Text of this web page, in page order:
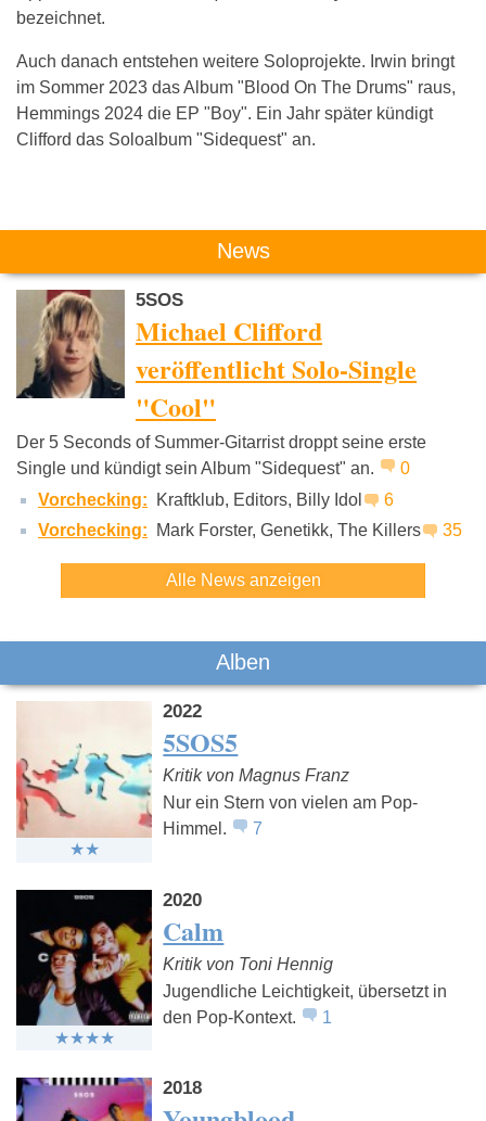
bezeichnet.
Auch danach entstehen weitere Soloprojekte. Irwin bringt
im Sommer 2023 das Album "Blood On The Drums" raus,
Hemmings 2024 die EP "Boy". Ein Jahr später kündigt
Clifford das Soloalbum "Sidequest" an.
Das könnte Dich auch interessieren:
Jupiter Jones Ariana Grande
News
5SOS
Michael Clifford
veröffentlicht Solo-Single
"Cool"
Der 5 Seconds of Summer-Gitarrist droppt seine erste
Single und kündigt sein Album "Sidequest" an.
0
Vorchecking:
Kraftklub, Editors, Billy Idol
6
Vorchecking:
Mark Forster, Genetikk, The Killers 35
Alle News anzeigen
Alben
2022
5SOS5
Kritik von Magnus Franz
Nur ein Stern von vielen am Pop-
Himmel.
7
2020
Calm
Kritik von Toni Hennig
Jugendliche Leichtigkeit, übersetzt in
den Pop-Kontext.
1
2018